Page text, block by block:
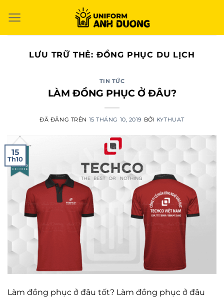
đến
LƯU TRỮ THẺ: ĐỒNG PHỤC DU LỊCH
TIN TỨC
LÀM ĐỒNG PHỤC Ở ĐÂU?
ĐÃ ĐĂNG TRÊN 15 THÁNG 10, 2019 BỞI KYTHUAT
15
Th10
Làm đồng phục ở đâu tốt? Làm đồng phục ở đâu